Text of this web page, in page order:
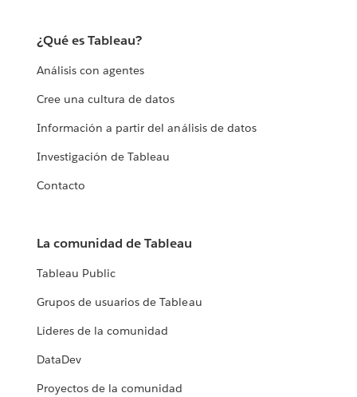
¿Qué es Tableau?
Análisis con agentes
Cree una cultura de datos
Información a partir del análisis de datos
Investigación de Tableau
Contacto
La comunidad de Tableau
Tableau Public
Grupos de usuarios de Tableau
Líderes de la comunidad
DataDev
Proyectos de la comunidad